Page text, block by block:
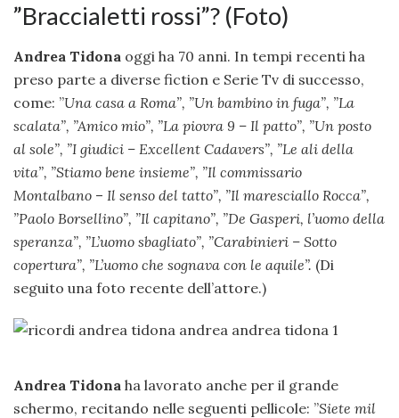
”Braccialetti rossi”? (Foto)
Andrea Tidona oggi ha 70 anni. In tempi recenti ha
preso parte a diverse fiction e Serie Tv di successo,
come: ”Una casa a Roma”, ”Un bambino in fuga”, ”La
scalata”, ”Amico mio”, ”La piovra 9 – Il patto”, ”Un posto
al sole”, ”I giudici – Excellent Cadavers”, ”Le ali della
vita”, ”Stiamo bene insieme”, ”Il commissario
Montalbano – Il senso del tatto”, ”Il maresciallo Rocca”,
”Paolo Borsellino”, ”Il capitano”, ”De Gasperi, l’uomo della
speranza”, ”L’uomo sbagliato”, ”Carabinieri – Sotto
copertura”, ”L’uomo che sognava con le aquile”. (Di
seguito una foto recente dell’attore.)
Andrea Tidona ha lavorato anche per il grande
schermo, recitando nelle seguenti pellicole: ”Siete mil